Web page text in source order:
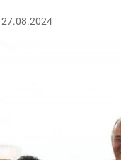
27.08.2024